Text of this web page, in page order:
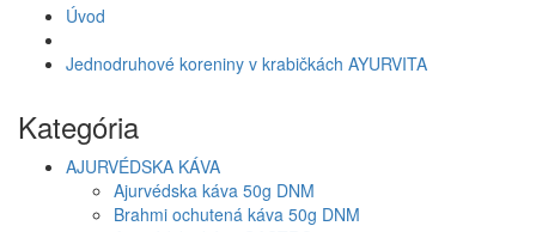
Úvod
Jednodruhové koreniny v krabičkách AYURVITA
Kategória
AJURVÉDSKA KÁVA
Ajurvédska káva 50g DNM
Brahmi ochutená káva 50g DNM